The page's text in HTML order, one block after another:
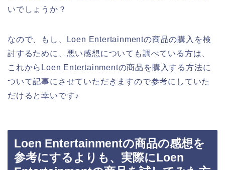
いでしょうか？
なので、もし、Loen Entertainmentの商品の購入を検
討するために、悪い感想についても調べている方は、
これからLoen Entertainmentの商品を購入する方法に
ついて記事にさせていただきますので参考にしていた
だけると幸いです♪
Loen Entertainmentの商品の感想を
参考にするよりも、実際にLoen